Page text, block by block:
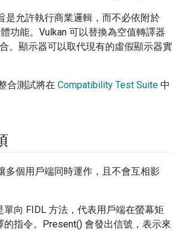
是允許執行商業邏輯，而不必依附於
功能。Vulkan 可以替換為空值轉譯器
。顯示器可以取代現有的虛假顯示器實
合測試將在 Compatibility Test Suite 中
多個用戶端同時運作，且不會互相影
單向 FIDL 方法，代表用戶端在螢幕矩
的指令。Present() 會發出信號，表示來